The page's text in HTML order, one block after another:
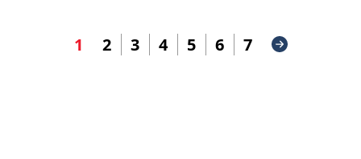
1 2 3 4 5 6 7